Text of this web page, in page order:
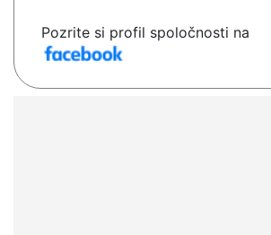
Pozrite si profil spoločnosti na